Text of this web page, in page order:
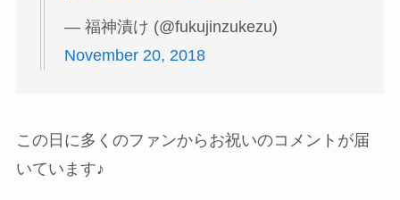
— 福神漬け (@fukujinzukezu)
November 20, 2018
この日に多くのファンからお祝いのコメントが届
いています♪